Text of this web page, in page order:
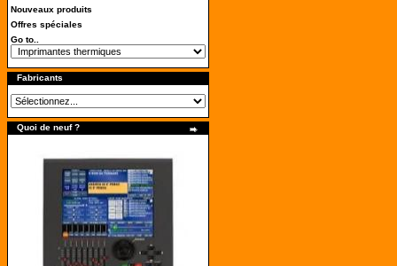
Nouveaux produits
Offres spéciales
Go to..
Fabricants
Quoi de neuf ?